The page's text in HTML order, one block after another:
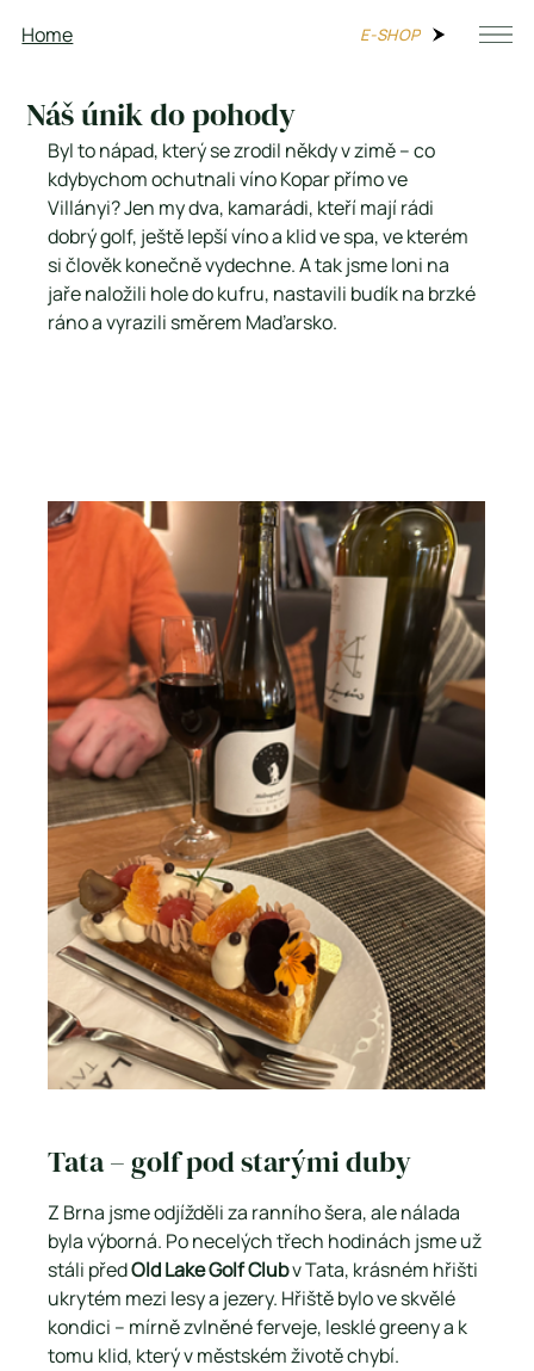
Home Kontakt
E-SHOP
Náš únik do pohody
Byl to nápad, který se zrodil někdy v zimě – co
kdybychom ochutnali víno Kopar přímo ve
Villányi? Jen my dva, kamarádi, kteří mají rádi
dobrý golf, ještě lepší víno a klid ve spa, ve kterém
si člověk konečně vydechne. A tak jsme loni na
jaře naložili hole do kufru, nastavili budík na brzké
ráno a vyrazili směrem Maďarsko.
Tata – golf pod starými duby
Z Brna jsme odjížděli za ranního šera, ale nálada
byla výborná. Po necelých třech hodinách jsme už
stáli před Old Lake Golf Club v Tata, krásném hřišti
ukrytém mezi lesy a jezery. Hřiště bylo ve skvělé
kondici – mírně zvlněné ferveje, lesklé greeny a k
tomu klid, který v městském životě chybí.